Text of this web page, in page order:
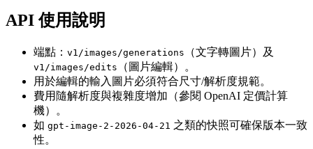
API 使用說明
端點： v1/images/generations （文字轉圖片）及
v1/images/edits
（圖片編輯）。
用於編輯的輸入圖片必須符合尺寸/解析度規範。
費用隨解析度與複雜度增加（參閱 OpenAI 定價計算
機）。
如 gpt-image-2-2026-04-21 之類的快照可確保版本一致
性。